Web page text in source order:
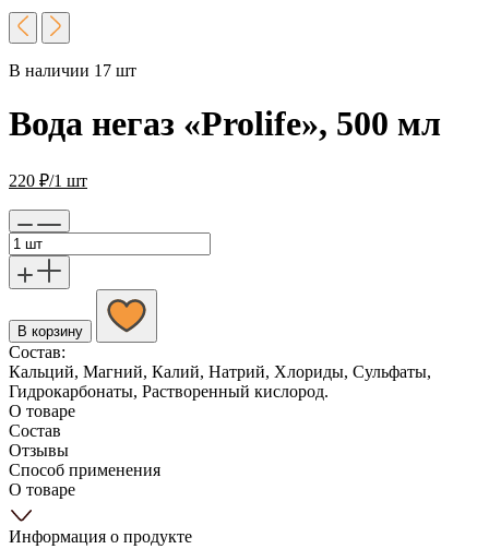
В наличии 17 шт
Вода негаз «Prolife», 500 мл
220 ₽/1 шт
В корзину
Состав:
Кальций, Магний, Калий, Натрий, Хлориды, Сульфаты,
Гидрокарбонаты, Растворенный кислород.
О товаре
Состав
Отзывы
Способ применения
О товаре
Информация о продукте